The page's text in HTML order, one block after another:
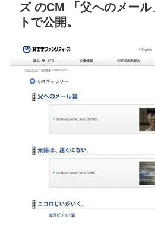
ズ のCM 「父へのメー
トで公開。